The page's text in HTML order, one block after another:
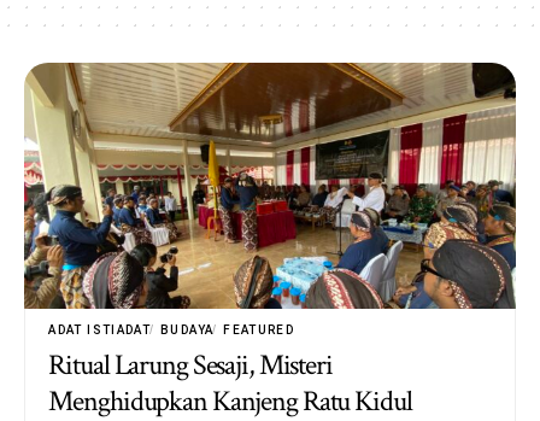
ADAT ISTIADAT BUDAYA FEATURED
Ritual Larung Sesaji, Misteri
Menghidupkan Kanjeng Ratu Kidul